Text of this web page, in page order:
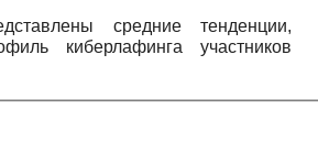
средние тенденции,
киберлафинга участников